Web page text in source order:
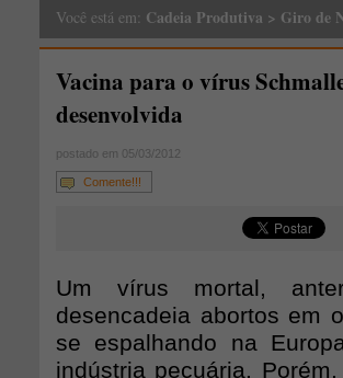
Você está em: Cadeia Produtiva > Giro de
Vacina para o vírus
desenvolvida
postado em 05/03/2012
Comente!!!
Um vírus mortal,
desencadeia abortos em
se espalhando na
indústria pecuária.